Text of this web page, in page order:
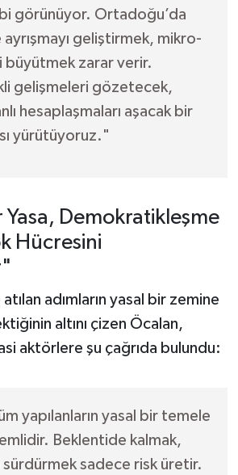
görünüyor. Ortadoğu’da
geliştirmek, mikro-
büyütmek zarar verir.
gelişmeleri gözetecek,
hesaplaşmaları aşacak bir
yürütüyoruz."
Yasa, Demokratikleşme
Hücresini
adımların yasal bir zemine
altını çizen Öcalan,
aktörlere şu çağrıda bulundu:
yapılanların yasal bir temele
Beklentide kalmak,
sürdürmek sadece risk üretir.